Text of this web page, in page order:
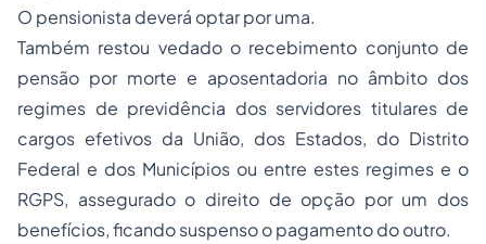
O pensionista deverá optar por uma.
Também restou vedado o recebimento conjunto de
pensão por morte e aposentadoria no âmbito dos
regimes de previdência dos servidores titulares de
cargos efetivos da União, dos Estados, do Distrito
Federal e dos Municípios ou entre estes regimes e o
RGPS, assegurado o direito de opção por um dos
benefícios, ficando suspenso o pagamento do outro.